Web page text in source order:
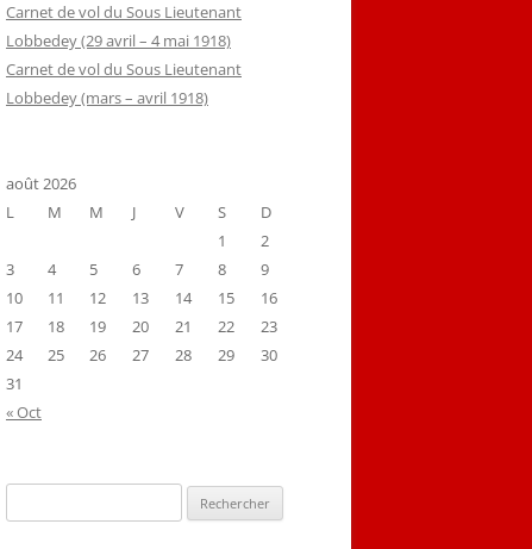
Carnet de vol du Sous Lieutenant
Lobbedey (29 avril – 4 mai 1918)
Carnet de vol du Sous Lieutenant
Lobbedey (mars – avril 1918)
août 2026
L
M M J V S
D
1
2
3
4 5 6 7 8
9
10
11 12 13 14 15
16
17
18 19 20 21 22
23
24
25 26 27 28 29
30
31
« Oct